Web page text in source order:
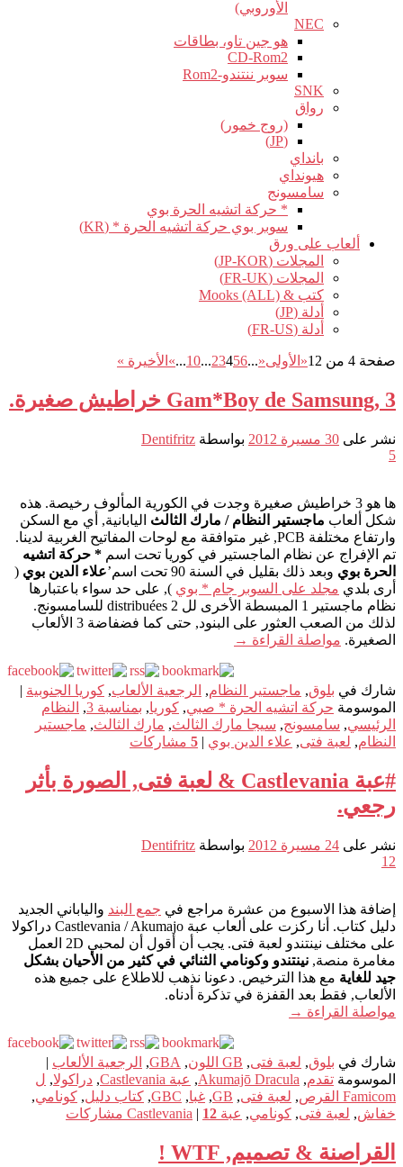
الأوروبي)
NEC
هو جين تاو، بطاقات
CD-Rom2
سوبر ننتندو-Rom2
SNK
رواق
(روج خمور)
(JP)
بانداي
هيونداي
سامسونج
* حركة اتشيه الحرة بوي
سوبر بوي حركة اتشيه الحرة * (KR)
ألعاب على ورق
المجلات (JP-KOR)
المجلات (FR-UK)
كتب & Mooks (ALL)
أدلة (JP)
أدلة (FR-US)
صفحة 4 من 12 «الأولى«
...
23456
...
10
...
» الأخيرة »
Gam*Boy de Samsung, 3 خراطيش صغيرة.
نشر على 30 مسيرة 2012 بواسطة Dentifritz
5
ها هو 3 خراطيش صغيرة وجدت في الكورية المألوف رخيصة. هذه
شكل ألعاب ماجستير النظام / مارك الثالث اليابانية, أي مع السكن
وارتفاع مختلفة PCB, غير متوافقة مع لوحات المفاتيح الغربية لدينا.
تم الإفراج عن نظام الماجستير في كوريا تحت اسم * حركة اتشيه
الحرة بوي وبعد ذلك بقليل في السنة 90 تحت اسم’ علاء الدين بوي (
أرى بلدي مجلد على السوبر جام * بوي ), على حد سواء باعتبارها
نظام ماجستير 1 المبسطة الأخرى لل 2 distribuées للسامسونج.
لذلك من الصعب العثور على البنود, حتى كما فضفاضة 3 الألعاب
الصغيرة. مواصلة القراءة →
شارك في بلوق, ماجستير النظام, الرجعية الألعاب, كوريا الجنوبية |
الموسومة حركة اتشيه الحرة * صبي, كوريا, بمناسبة 3 , النظام
الرئيسي, سامسونج, سيجا مارك الثالث, مارك الثالث, ماجستير
النظام, لعبة فتى, علاء الدين بوي |
5 مشاركات
#عبة Castlevania & لعبة فتى, الصورة بأثر
رجعي.
نشر على 24 مسيرة 2012 بواسطة Dentifritz
12
إضافة هذا الاسبوع من عشرة مراجع في جمع البند والياباني الجديد
دليل كتاب. أنا ركزت على ألعاب عبة Castlevania / Akumajo دراكولا
على مختلف نينتندو لعبة فتى. يجب أن أقول أن لمحبي 2D العمل
مغامرة منصة, نينتندو وكونامي الثنائي في كثير من الأحيان بشكل
جيد للغاية مع هذا الترخيص. دعونا نذهب للاطلاع على جميع هذه
الألعاب, فقط بعد القفزة في تذكرة أدناه.
مواصلة القراءة →
شارك في بلوق, لعبة فتى, GB اللون ,
GBA
, الرجعية الألعاب |
الموسومة تقدم,
Akumajō Dracula
, عبة Castlevania , دراكولا, ل
Famicom القرص
, لعبة فتى,
GB
, غبا,
GBC
, كتاب دليل, كونامي,
خفاش, لعبة فتى, كونامي, عبة Castlevania | 12 مشاركات
القراصنة & تصميم, WTF !